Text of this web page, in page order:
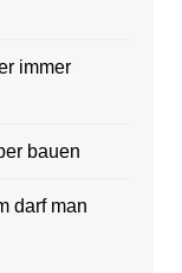
immer
bauen
darf man